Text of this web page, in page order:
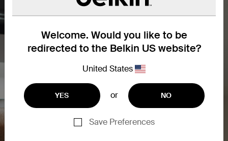
Welcome. Would you like to be
redirected to the Belkin US website?
United States
YES or NO
Save Preferences